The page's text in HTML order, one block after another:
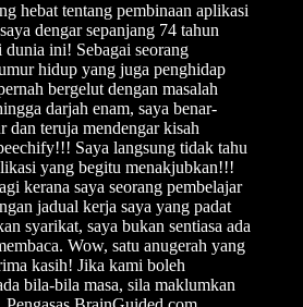
hebat tentang pembinaan aplikasi
dengar sepanjang 74 tahun
dunia ini! Sebagai seorang
hidup yang juga penghidap
bergelut dengan masalah
darjah enam, saya benar-
dan teruja mendengar kisah
Saya langsung tidak tahu
yang begitu menakjubkan!!!
kerana saya seorang pembelajar
jadual kerja saya yang padat
syarikat, saya bukan sentiasa ada
Wow, satu anugerah yang
kasih! Jika kami boleh
bila-bila masa, sila maklumkan